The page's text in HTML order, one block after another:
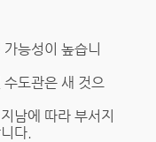
능성이 높습니
도관은 새 것으
남에 따라 부서지
다.